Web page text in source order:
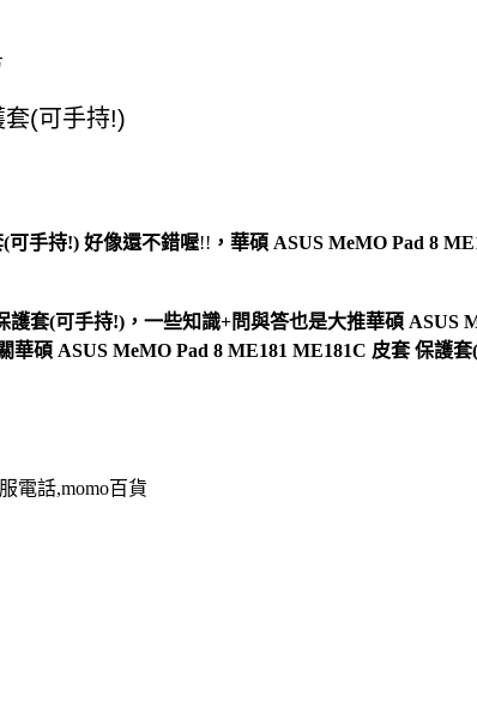
可手持!) 好像還不錯喔!! ， 華碩 ASUS MeMO Pad 8
套(可手持!)，一些知識+問與答也是大推華碩 ASUS
碩 ASUS MeMO Pad 8 ME181 ME181C 皮套 保護
電話,momo百貨